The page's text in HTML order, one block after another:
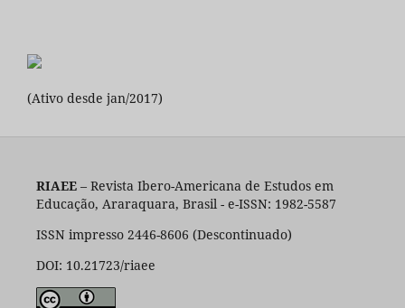
(Ativo desde jan/2017)
RIAEE– Revista Ibero-Americana de Estudos em
Educação, Araraquara, Brasil - e-ISSN: 1982-5587
ISSN impresso 2446-8606 (Descontinuado)
DOI: 10.21723/riaee